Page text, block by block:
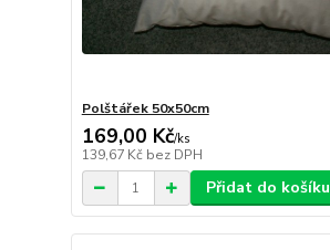
Polštářek 50x50cm
169,00 Kč/ks
139,67 Kč bez DPH
Přidat do košíku